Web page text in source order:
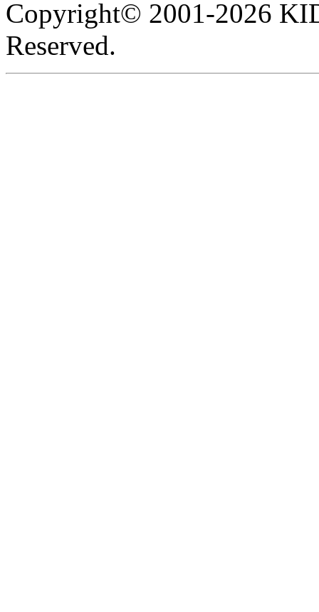
Copyright© 2001-2026
Reserved.